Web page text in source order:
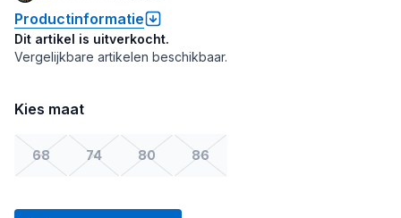
Productinformatie
Dit artikel is uitverkocht.
Vergelijkbare artikelen beschikbaar.
Kies maat
68 74 80 86